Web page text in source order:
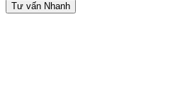
Tư vấn Nhanh